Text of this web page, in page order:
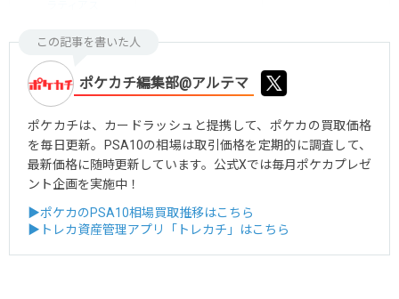
この記事を書いた人
ポケカチ編集部@アルテマ
ポケカチは、カードラッシュと提携して、ポケカの買取価格
を毎日更新。PSA10の相場は取引価格を定期的に調査して、
最新価格に随時更新しています。公式Xでは毎月ポケカプレゼ
ント企画を実施中！
▶ポケカのPSA10相場買取推移はこちら
▶トレカ資産管理アプリ「トレカチ」はこちら